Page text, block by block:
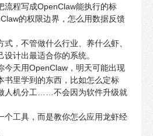
流程写成OpenClaw能执行的标
的权限边界，怎么用数据反馈
，不管做什么行业、养什么虾、
计出最适合你的系统。
今天用OpenClaw，明天可能出现
书里学到的东西，比如怎么定标
人机分工……不会因为软件升级就
个工具，而是教你怎么应用龙虾经